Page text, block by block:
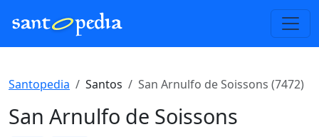
Santopedia Santos San Arnulfo de Soissons (7472)
San Arnulfo de Soissons